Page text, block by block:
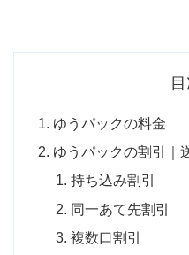
ゆうパックの料金
ゆうパックの割引｜
持ち込み割引
同一あて先割引
複数口割引